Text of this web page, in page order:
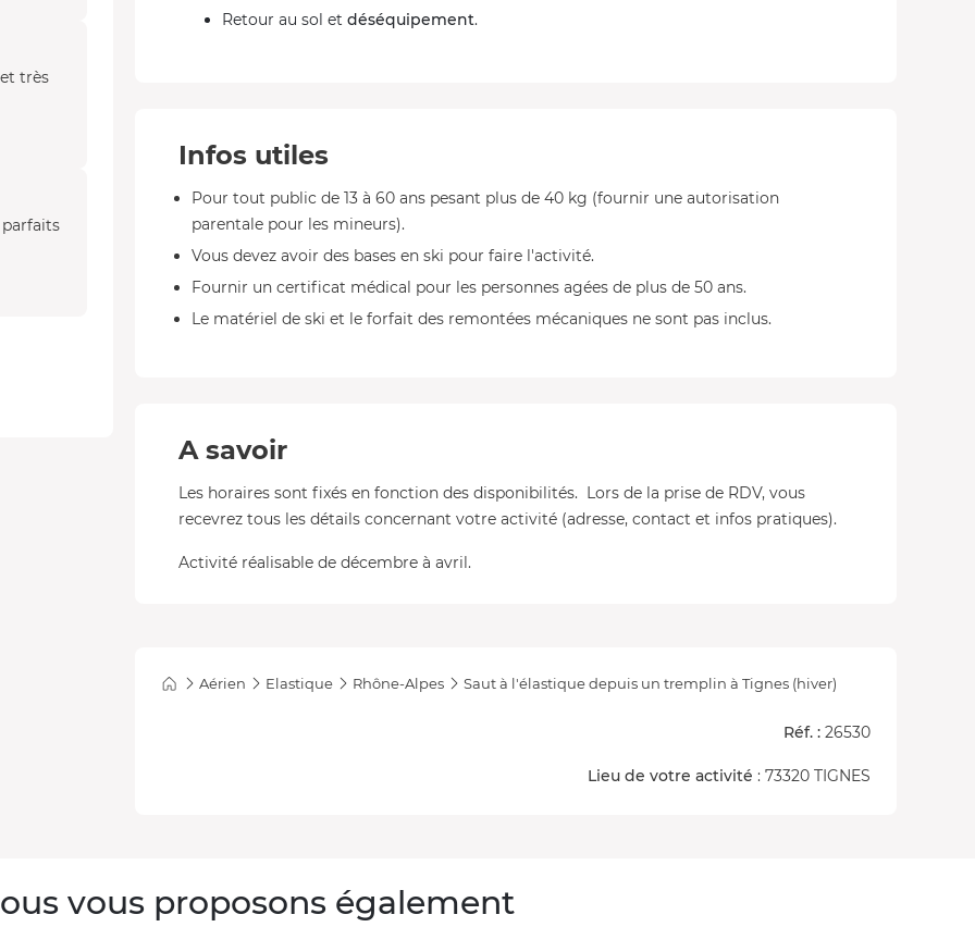
Retour au sol et déséquipement.
Infos utiles
Pour tout public de 13 à 60 ans pesant plus de 40 kg (fournir une autorisation
parentale pour les mineurs).
Vous devez avoir des bases en ski pour faire l'activité.
Fournir un certificat médical pour les personnes agées de plus de 50 ans.
Le matériel de ski et le forfait des remontées mécaniques ne sont pas inclus.
A savoir
Les horaires sont fixés en fonction des disponibilités. Lors de la prise de RDV, vous
recevrez tous les détails concernant votre activité (adresse, contact et infos pratiques).
Activité réalisable de décembre à avril.
Aérien Elastique Rhône-Alpes Saut à l'élastique depuis un tremplin à Tignes (hiver)
Réf. : 26530
Lieu de votre activité : 73320 TIGNES
très
vous proposons également